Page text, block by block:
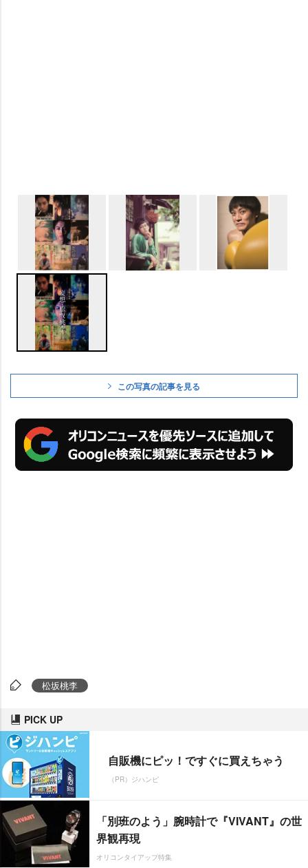
この写真の記事を見る
松坂桃李
PICK UP
自販機にピッ！ですぐに買えちゃう
（PR）ジハンピ
「別班のよう」腕時計で『VIVANT』の世
界観再現
オリコンタイアップ特集